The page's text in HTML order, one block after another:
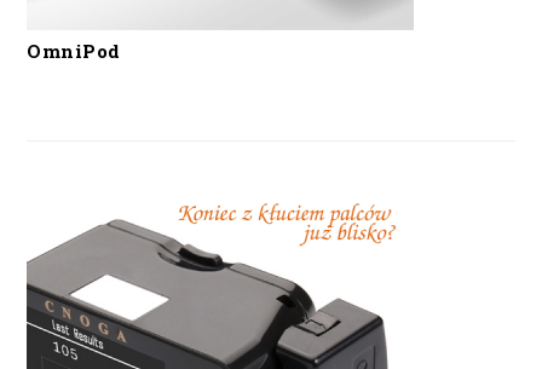
OmniPod